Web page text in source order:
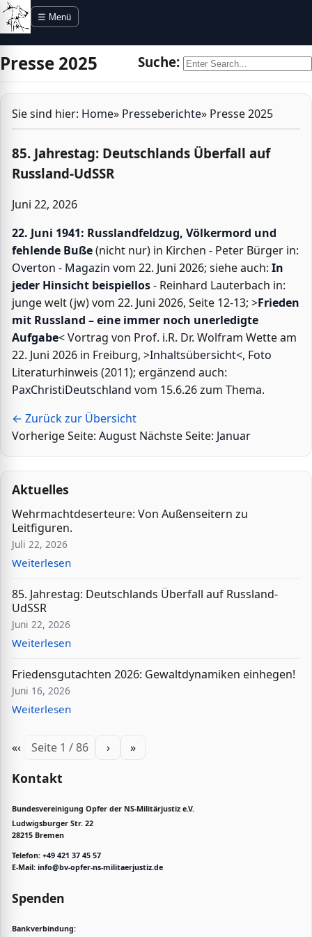
Direkt zur Navigation
Direkt zum Inhalt
☰ Menü
Presse 2025 Suche:
Sie sind hier: Home» Presseberichte» Presse 2025
85. Jahrestag: Deutschlands Überfall auf
Russland-UdSSR
Juni 22, 2026
22. Juni 1941: Russlandfeldzug, Völkermord und
fehlende Buße(nicht nur) in Kirchen - Peter Bürger in:
Overton - Magazin vom 22. Juni 2026; siehe auch: In
jeder Hinsicht beispiellos- Reinhard Lauterbach in:
junge welt (jw) vom 22. Juni 2026, Seite 12-13; >Frieden
mit Russland – eine immer noch unerledigte
Aufgabe< Vortrag von Prof. i.R. Dr. Wolfram Wette am
22. Juni 2026 in Freiburg, >Inhaltsübersicht<, Foto
Literaturhinweis (2011); ergänzend auch:
PaxChristiDeutschland vom 15.6.26 zum Thema.
← Zurück zur Übersicht
Vorherige Seite: August Nächste Seite: Januar
Aktuelles
Wehrmachtdeserteure: Von Außenseitern zu
Leitfiguren.
Juli 22, 2026
Weiterlesen
85. Jahrestag: Deutschlands Überfall auf Russland-
UdSSR
Juni 22, 2026
Weiterlesen
Friedensgutachten 2026: Gewaltdynamiken einhegen!
Juni 16, 2026
Weiterlesen
«‹ Seite 1 / 86 › »
Kontakt
Bundesvereinigung Opfer der NS-Militärjustiz e.V.
Ludwigsburger Str. 22
28215 Bremen
Telefon: +49 421 37 45 57
E-Mail: info@bv-opfer-ns-militaerjustiz.de
Spenden
Bankverbindung: